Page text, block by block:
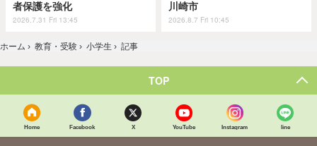
者保護を強化
2026.7.31 Fri 13:45
川崎市
2026.8.7 Fri 10:45
ホーム › 教育・受験 › 小学生 › 記事
TOP
Home Facebook X YouTube Instagram line